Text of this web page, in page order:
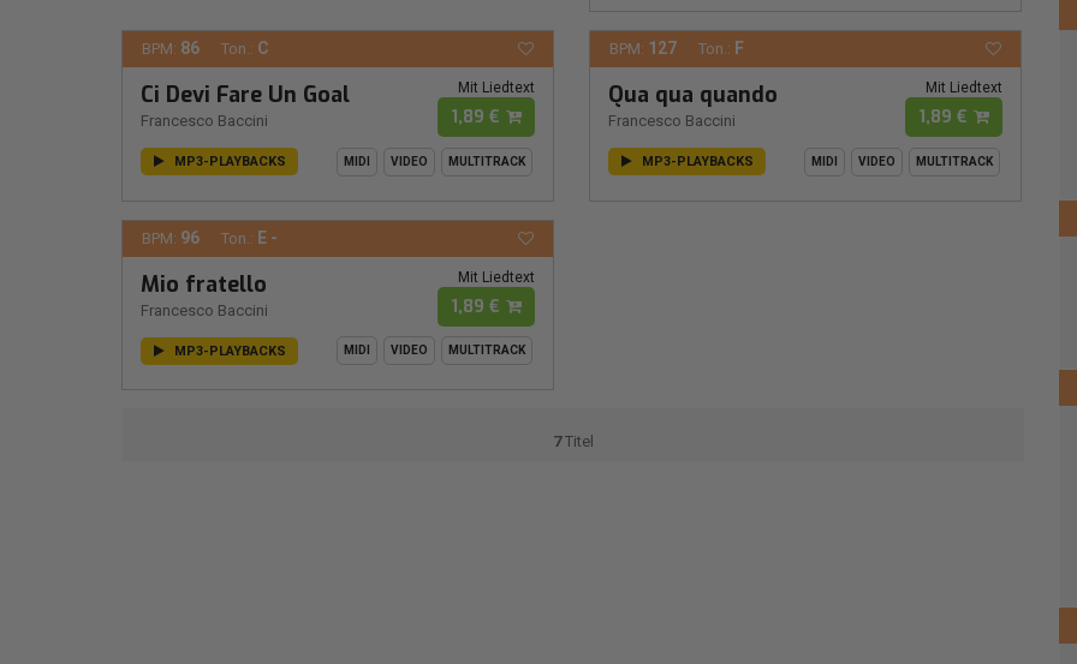
BPM: 86 Ton.: C
Ci Devi Fare Un Goal
Francesco Baccini
Mit Liedtext
1,89 €
MP3-PLAYBACKS MIDI VIDEO MULTITRACK
BPM: 127 Ton.: F
Qua qua quando
Francesco Baccini
Mit Liedtext
1,89 €
MP3-PLAYBACKS MIDI VIDEO MULTITRACK
BPM: 96 Ton.: E -
Mio fratello
Francesco Baccini
Mit Liedtext
1,89 €
MP3-PLAYBACKS MIDI VIDEO MULTITRACK
7Titel